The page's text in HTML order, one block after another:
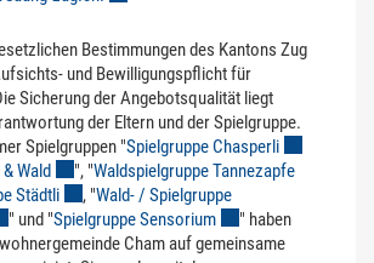
Bestimmungen des Kantons Zug
und Bewilligungspflicht für
Sicherung der Angebotsqualität liegt
der Eltern und der Spielgruppe.
Spielgruppen "Spielgruppe Chasperli
Wald Externer Link wird in einem neuen Fenster
", "Waldspielgruppe Tannezapfe
Städtli Externer Link wird in einem neuen Fenster
, "Wald- / Spielgruppe
Link wird in einem neuen Fenster geöffnet.
" und "Spielgruppe Sensorium Externer Link wird in
" haben
Cham auf gemeinsame